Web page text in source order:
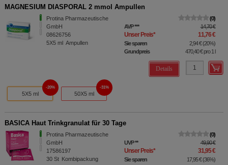
MAGNESIUM DIASPORAL 2 mmol Ampullen
Protina Pharmazeutische
GmbH
08626756
5X5 ml Ampullen
0
AVP*** 14,70 €
Unser Preis* 11,76 €
Sie sparen 2,94 €(20%)
Grundpreis
470,40 €pro 1 l
Details
5X5 ml
20%
50X5 ml
31%
BASICA Haut Trinkgranulat für 30 Tage
Protina Pharmazeutische
GmbH
17586197
30 St Kombipackung
0
UVP** 49,90 €
Unser Preis* 31,95 €
Sie sparen 17,95 €(36%)